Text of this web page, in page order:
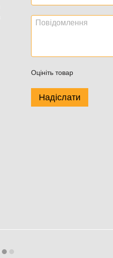
Оцініть товар
Надіслати